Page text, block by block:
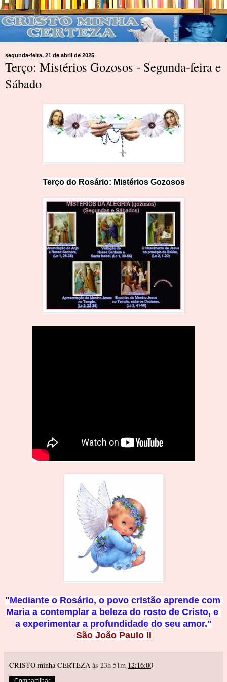
segunda-feira, 21 de abril de 2025
Terço: Mistérios Gozosos - Segunda-feira e
Sábado
Terço do Rosário: Mistérios Gozosos
"Mediante o Rosário, o povo cristão aprende com
Maria a contemplar a beleza do rosto de Cristo, e
a experimentar a profundidade do seu amor."
São João Paulo II
CRISTO minha CERTEZA às 23h 51m 12:16:00